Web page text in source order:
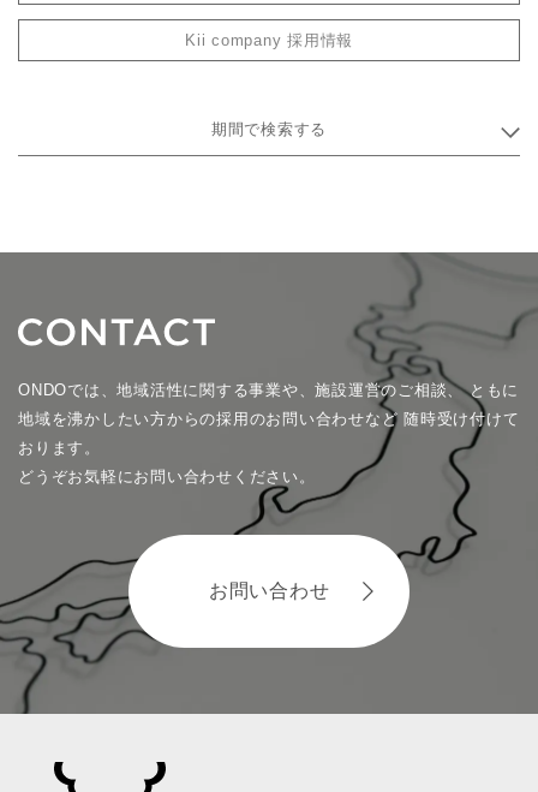
Kii company 採用情報
期間で検索する
ONDOでは、地域活性に関する事業や、施設運営のご相談、ともに
地域を沸かしたい方からの採用のお問い合わせなど 随時受け付けて
おります。
どうぞお気軽にお問い合わせください。
お問い合わせ